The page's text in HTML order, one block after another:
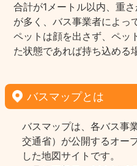
合計が1メートル以内、重
が多く、バス事業者によっ
ペットは顔を出さず、ペッ
た状態であれば持ち込める
バスマップとは
バスマップは、各バス事
交通省）が公開するオー
した地図サイトです。